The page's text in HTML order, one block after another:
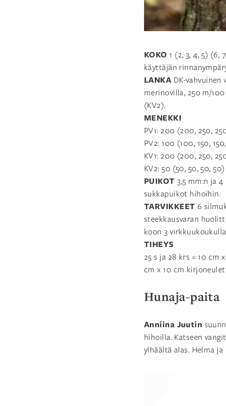
KOKO1 (2, 3, 4, 5)
käyttäjän
LANKA DK-
merinovilla, 250 m/
(KV2).
MENEKKI
PV1: 200 (200, 250,
PV2: 100 (100, 150,
KV1: 200 (200, 250,
KV2: 50 (50, 50, 50,
PUIKOT 3,5 mm:n ja
sukkapuikot hihoihin.
TARVIKKEET 6
steekkausvaran
koon 3
TIHEYS
25 s ja 28 krs = 10 cm
cm x 10 cm
Hunaja-paita
Anniina Juutin
hihoilla. Katseen
ylhäältä alas. Helma